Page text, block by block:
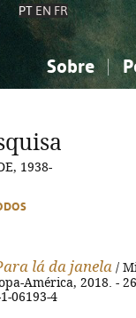
PT EN FR
Sobre
Ciências sociais...
Ciências sociais...
1938-
lá da janela /
América, 2018. -
06193-4